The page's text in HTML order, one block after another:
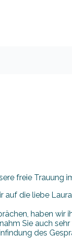
freie Trauung
auf die liebe
haben wir
Sie auch
des